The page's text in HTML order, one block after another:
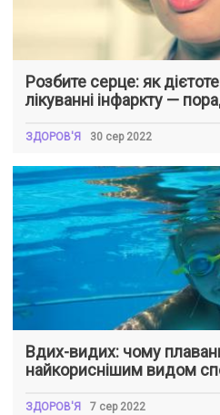
Розбите серце: як
лікуванні інфаркту —
ЗДОРОВ'Я 30 сер 2022
Вдих-видих: чому
найкориснішим видом
ЗДОРОВ'Я 7 сер 2022